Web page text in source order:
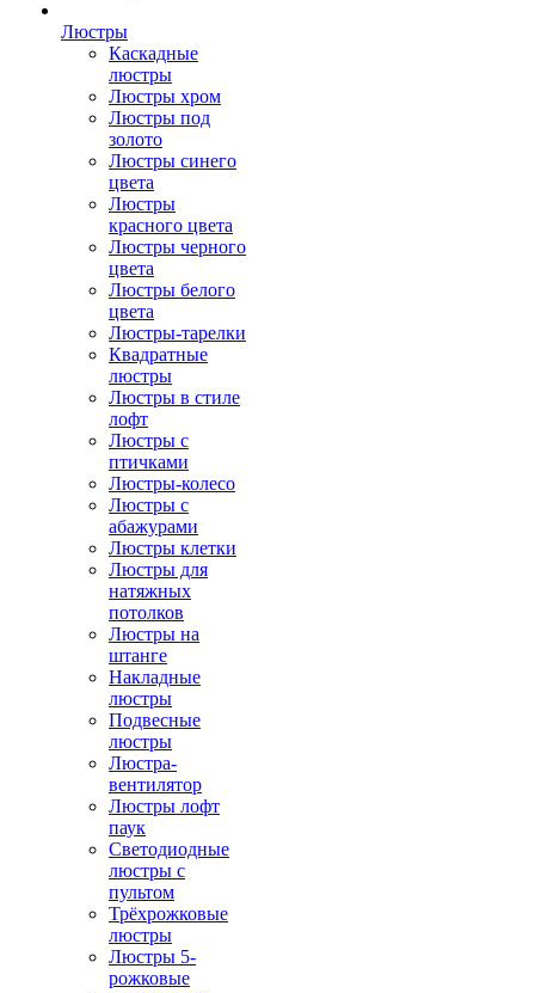
Люстры
Каскадные
люстры
Люстры хром
Люстры под
золото
Люстры синего
цвета
Люстры
красного цвета
Люстры черного
цвета
Люстры белого
цвета
Люстры-тарелки
Квадратные
люстры
Люстры в стиле
лофт
Люстры с
птичками
Люстры-колесо
Люстры с
абажурами
Люстры клетки
Люстры для
натяжных
потолков
Люстры на
штанге
Накладные
люстры
Подвесные
люстры
Люстра-
вентилятор
Люстры лофт
паук
Светодиодные
люстры с
пультом
Трёхрожковые
люстры
Люстры 5-
рожковые